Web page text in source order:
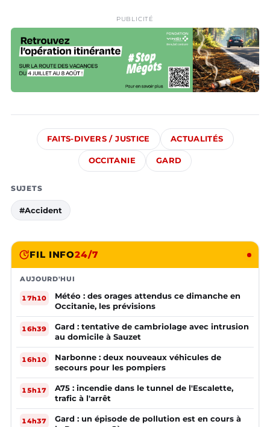
PUBLICITÉ
FAITS-DIVERS / JUSTICE ACTUALITÉS
OCCITANIE GARD
SUJETS
#Accident
FIL INFO24/7
AUJOURD'HUI
17h10
Météo : des orages attendus ce dimanche en
Occitanie, les prévisions
16h39
Gard : tentative de cambriolage avec intrusion
au domicile à Sauzet
16h10
Narbonne : deux nouveaux véhicules de
secours pour les pompiers
15h17
A75 : incendie dans le tunnel de l'Escalette,
trafic à l'arrêt
14h37
Gard : un épisode de pollution est en cours à